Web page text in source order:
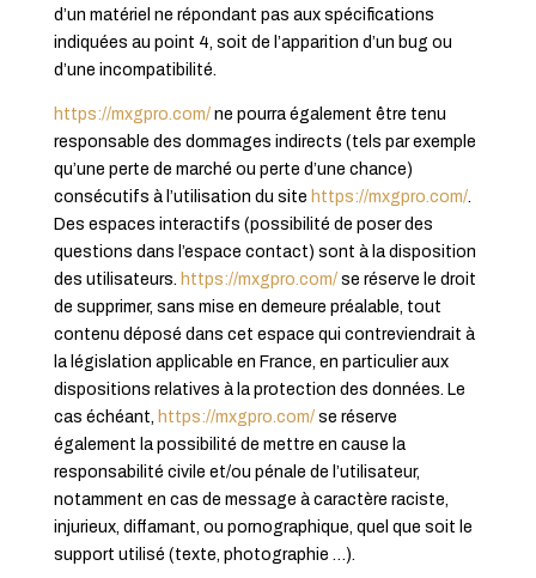
d’un matériel ne répondant pas aux spécifications
indiquées au point 4, soit de l’apparition d’un bug ou
d’une incompatibilité.
https://mxgpro.com/ne pourra également être tenu
responsable des dommages indirects (tels par exemple
qu’une perte de marché ou perte d’une chance)
consécutifs à l’utilisation du site https://mxgpro.com/.
Des espaces interactifs (possibilité de poser des
questions dans l’espace contact) sont à la disposition
des utilisateurs. https://mxgpro.com/se réserve le droit
de supprimer, sans mise en demeure préalable, tout
contenu déposé dans cet espace qui contreviendrait à
la législation applicable en France, en particulier aux
dispositions relatives à la protection des données. Le
cas échéant, https://mxgpro.com/se réserve
également la possibilité de mettre en cause la
responsabilité civile et/ou pénale de l’utilisateur,
notamment en cas de message à caractère raciste,
injurieux, diffamant, ou pornographique, quel que soit le
support utilisé (texte, photographie …).